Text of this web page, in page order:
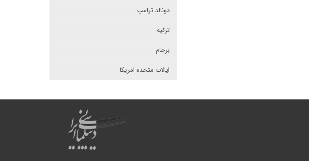
دونالد ترامپ
ترکیه
برجام
ایالات متحده امریکا